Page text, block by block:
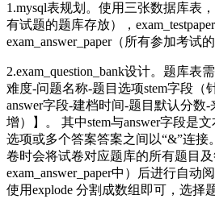
1.mysql表规划。使用三张数据库表，
有试题的题库存放），
exam_answer_paper（所有参加考试
2.exam_question_bank设计。题库表
难度-问题名称-题目选项stem字段（
answer字段-建档时间-题目默认分数
增）】。 其中stem与answer字段是
选项或多个答案答案之间以“&”连接
卷时会将试卷对应题库的所有题目
exam_answer_paper中）后进行自动
使用explode 分割成数组即可，选择